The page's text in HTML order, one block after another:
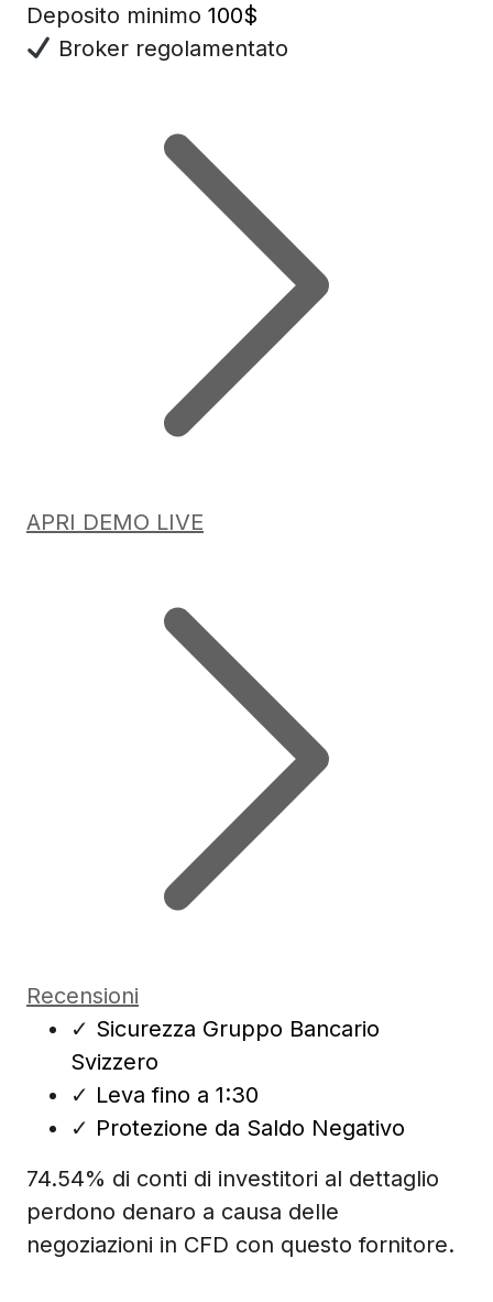
Deposito minimo 100$
Broker regolamentato
APRI DEMO LIVE
Recensioni
✓ Sicurezza Gruppo Bancario
Svizzero
✓ Leva fino a 1:30
✓ Protezione da Saldo Negativo
74.54% di conti di investitori al dettaglio
perdono denaro a causa delle
negoziazioni in CFD con questo fornitore.